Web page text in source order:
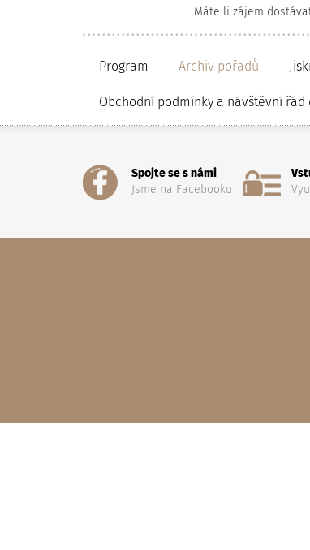
Máte li zájem
Program Archiv pořadů
Obchodní podmínky a návštěvní řád
Spojte se s námi
Jsme na Facebooku